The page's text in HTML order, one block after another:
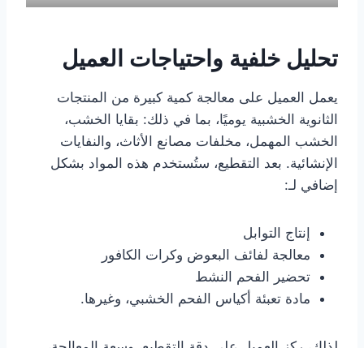
تحليل خلفية واحتياجات العميل
يعمل العميل على معالجة كمية كبيرة من المنتجات
الثانوية الخشبية يوميًا، بما في ذلك: بقايا الخشب،
الخشب المهمل، مخلفات مصانع الأثاث، والنفايات
الإنشائية. بعد التقطيع، ستُستخدم هذه المواد بشكل
إضافي لـ:
إنتاج التوابل
معالجة لفائف البعوض وكرات الكافور
تحضير الفحم النشط
مادة تعبئة أكياس الفحم الخشبي، وغيرها.